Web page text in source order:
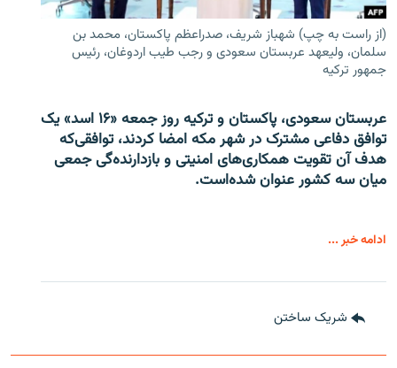
(از راست به چپ) شهباز شریف، صدراعظم پاکستان، محمد بن
سلمان، ولیعهد عربستان سعودی و رجب طیب اردوغان، رئیس
جمهور ترکیه
عربستان سعودی، پاکستان و ترکیه روز جمعه «۱۶ اسد» یک
توافق دفاعی مشترک در شهر مکه امضا کردند، توافقی‌که
هدف آن تقویت همکاری‌های امنیتی و بازدارنده‌گی جمعی
میان سه کشور عنوان شده‌است.
ادامه خبر ...
شریک ساختن